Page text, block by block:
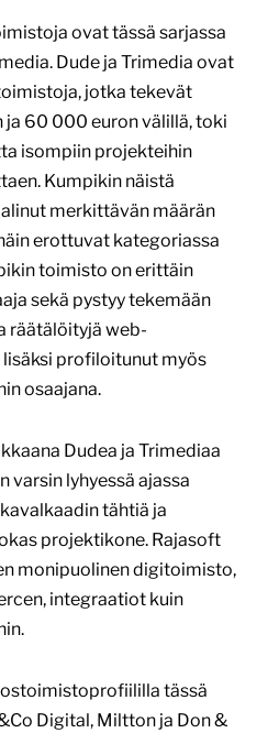
ovat tässä sarjassa
Dude ja Trimedia ovat
jotka tekevät
60 000 euron välillä, toki
isompiin projekteihin
Kumpikin näistä
merkittävän määrän
erottuvat kategoriassa
toimisto on erittäin
sekä pystyy tekemään
räätälöityjä web-
lisäksi profiloitunut myös
osaajana.
Dudea ja Trimediaa
varsin lyhyessä ajassa
tähtiä ja
projektikone. Rajasoft
monipuolinen digitoimisto,
integraatiot kuin
tässä
Digital, Miltton ja Don &